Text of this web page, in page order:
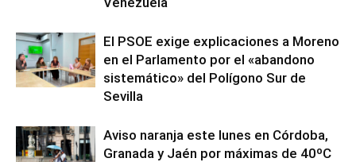
El PSOE exige explicaciones a Moreno
en el Parlamento por el «abandono
sistemático» del Polígono Sur de
Sevilla
Aviso naranja este lunes en Córdoba,
Granada y Jaén por máximas de 40ºC